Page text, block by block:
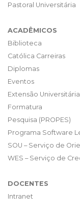
Pastoral Universitária
ACADÊMICOS
Biblioteca
Católica Carreiras
Diplomas
Eventos
Extensão Universitária
Formatura
Pesquisa (PROPES)
Programa Software
SOU – Serviço de
WES – Serviço de
DOCENTES
Intranet